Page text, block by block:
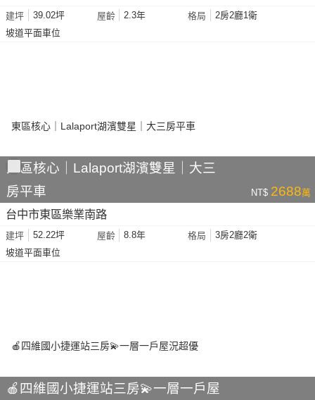
建坪 39.02坪 屋齡 2.3年 格局
2房2廳1衛
坡道平面車位
東區核心｜Lalaport湖濱雙星｜大三
房平車
NT$ 2688萬
台中市東區樂業南路
建坪 52.22坪 屋齡 8.8年 格局
3房2廳2衛
坡道平面車位
🍎四維國小捷運站三房💫一層一戶屋